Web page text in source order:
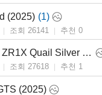
(2025) (1)
조회 26141 추천 0
쉐보레 Corvette ZR1X Quail Silver Limited Edition (2026)
조회 27618 추천 1
(2025)